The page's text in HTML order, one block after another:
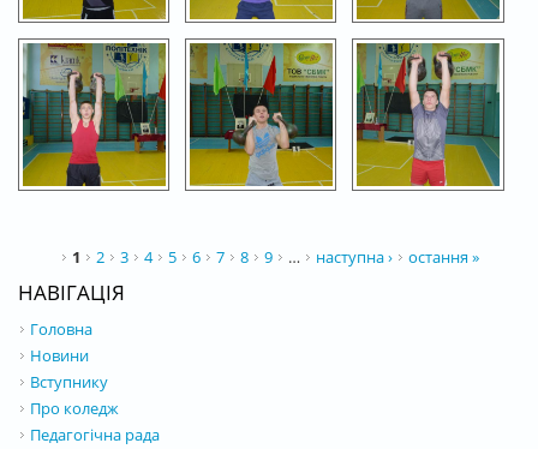
СТОРІНКИ
1 2 3 4 5 6 7 8 9 … наступна › остання »
НАВІГАЦІЯ
Головна
Новини
Вступнику
Про коледж
Педагогічна рада